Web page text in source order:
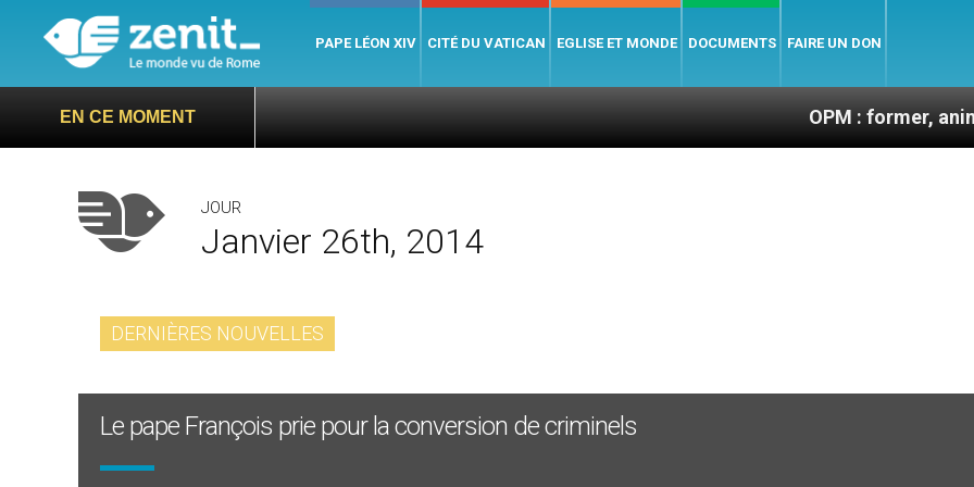
PAPE LÉON XIV CITÉ DU VATICAN EGLISE ET MONDE DOCUMENTS FAIRE UN DON
EN CE MOMENT OPM : former, animer et
JOUR
Janvier 26th, 2014
DERNIÈRES NOUVELLES
Le pape François prie pour la conversion de criminels